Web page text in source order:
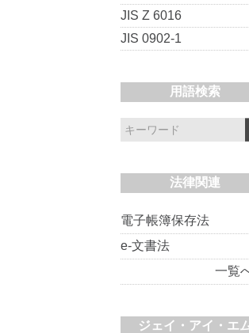
JIS Z 6016
JIS 0902-1
用語検索
法律関連
電子帳簿保存法
e-文書法
一覧
ジェイ・アイ・エ